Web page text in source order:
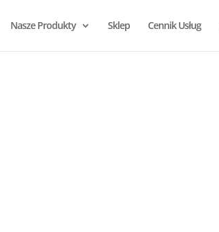
Nasze Produkty Sklep Cennik Usług